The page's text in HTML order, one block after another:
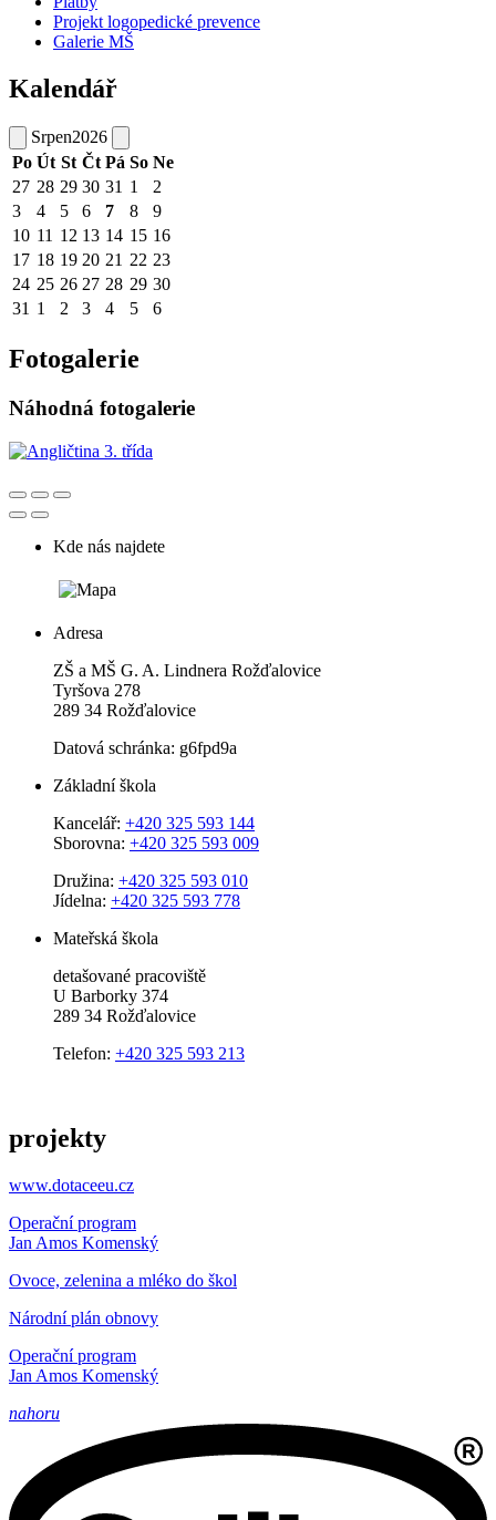
Projekt logopedické prevence
Galerie MŠ
Kalendář
Srpen2026
Po Út St Čt Pá So Ne
27 28 29 30 31 1
2
3
4 5 6 7 8
9
10 11 12 13 14 15 16
17 18 19 20 21 22 23
24 25 26 27 28 29 30
31 1 2 3 4 5 6
Fotogalerie
Náhodná fotogalerie
Kde nás najdete
Adresa
ZŠ a MŠ G. A. Lindnera Rožďalovice
Tyršova 278
289 34 Rožďalovice
Datová schránka: g6fpd9a
Základní škola
Kancelář: +420 325 593 144
Sborovna: +420 325 593 009
Družina: +420 325 593 010
Jídelna: +420 325 593 778
Mateřská škola
detašované pracoviště
U Barborky 374
289 34 Rožďalovice
Telefon: +420 325 593 213
projekty
www.dotaceeu.cz
Operační program
Jan Amos Komenský
Ovoce, zelenina a mléko do škol
Národní plán obnovy
Operační program
Jan Amos Komenský
nahoru